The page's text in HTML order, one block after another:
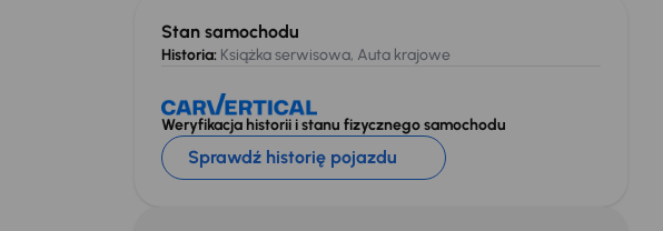
Stan samochodu
Historia: Książka serwisowa, Auta krajowe
Weryfikacja historii i stanu fizycznego samochodu
Sprawdź historię pojazdu